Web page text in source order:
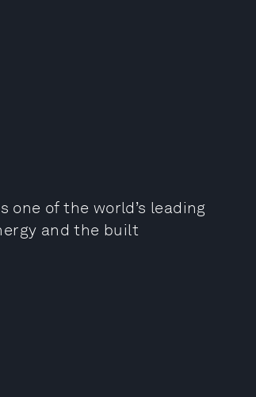
one of the world’s leading
and the built